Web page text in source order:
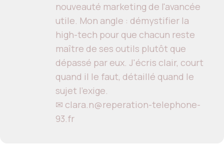
nouveauté marketing de l'avancée
utile. Mon angle : démystifier la
high-tech pour que chacun reste
maître de ses outils plutôt que
dépassé par eux. J'écris clair, court
quand il le faut, détaillé quand le
sujet l'exige.
✉ clara.n@reperation-telephone-
93.fr